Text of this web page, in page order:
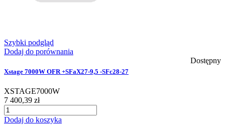
Szybki podgląd
Dodaj do porównania
Dostępny
Xstage 7000W OFR +SFaX27-9,5 -SFc28-27
XSTAGE7000W
7 400,39 zł
Dodaj do koszyka